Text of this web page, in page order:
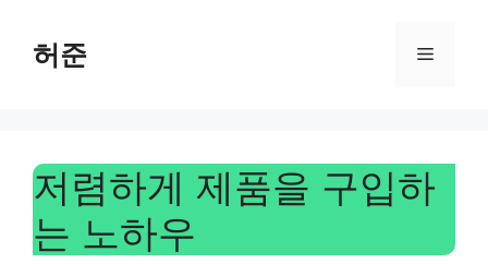
content
허준 Menu
저렴하게 제품을 구입하
는 노하우